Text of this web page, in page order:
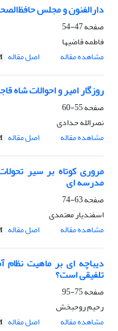
دارالفنون و مجلس
صفحه47-54
فاطمه قاضیها
مشاهده مقاله
اصل مقاله
روزگار امیر و احوالات شاه
صفحه55-60
نصرالله حدادی
مشاهده مقاله
اصل مقاله
مروری کوتاه بر سیر
مدرسه ای
صفحه63-74
اسفندیار معتمدی
مشاهده مقاله
اصل مقاله
دیباچه ای بر ماهیت نظام
تلفیقی است؟
صفحه75-95
رحیم روحبخش
مشاهده مقاله
اصل مقاله